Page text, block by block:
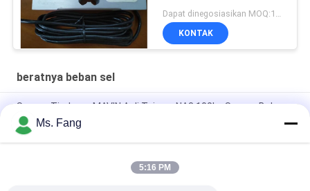
KONTAK
beratnya beban sel
Sensor Timbang MAVIN Asli Taiwan NA3 100kg Sensor Beban
Timbangan Meja
Sensor Gaya Digital & Sel Beban NA3 500kg
Load Cell L6E3 Aluminum Alloy Electric Scales Weighing
Ms. Fang
5:16 PM